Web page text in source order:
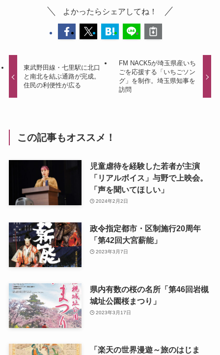
よかったらシェアしてね！
東武野田線・七里駅に北口
と南北を結ぶ通路が完成。
住民の利便性が広る
FM NACK5が埼玉県産いち
ごを応援する「いちごソン
グ」を制作。埼玉県知事を
訪問
この記事もオススメ！
児童虐待を経験した若者が主演
「リアルボイス」与野で上映会。
「声を聞いてほしい」
2024年2月2日
政令指定都市・区制施行20周年
「第42回大宮薪能」
2023年3月7日
県内有数の桜の名所「第46回岩槻
城址公園桜まつり」
2023年3月17日
「楽天の世界漫遊～旅のはじま